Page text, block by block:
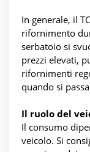
In generale, il
rifornimento
serbatoio si
prezzi elevati,
rifornimenti
quando si
Il ruolo del
Il consumo
veicolo. Si